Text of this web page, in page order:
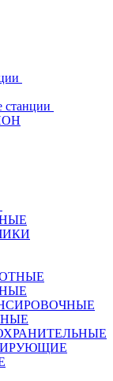
станции